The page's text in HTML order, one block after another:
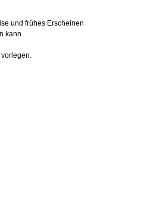
und frühes Erscheinen
kann